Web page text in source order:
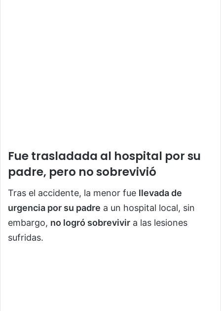
Fue trasladada al hospital por su
padre, pero no sobrevivió
Tras el accidente, la menor fue llevada de
urgencia por su padre a un hospital local, sin
embargo, no logró sobrevivir a las lesiones
sufridas.